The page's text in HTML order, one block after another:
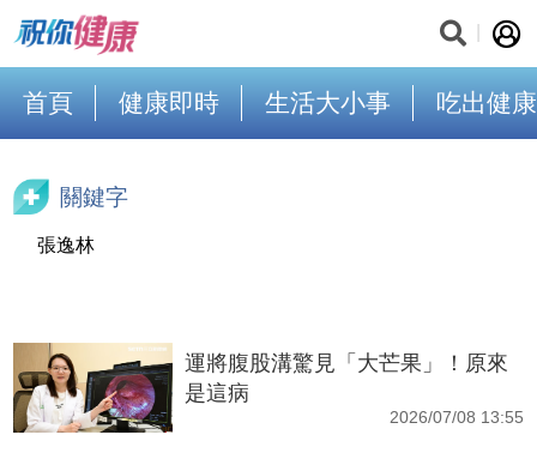
首頁 健康即時 生活大小事 吃出健康
關鍵字
張逸林
運將腹股溝驚見「大芒果」！原來
是這病
2026/07/08 13:55